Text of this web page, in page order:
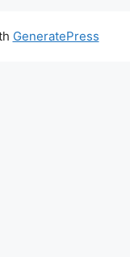
GeneratePress